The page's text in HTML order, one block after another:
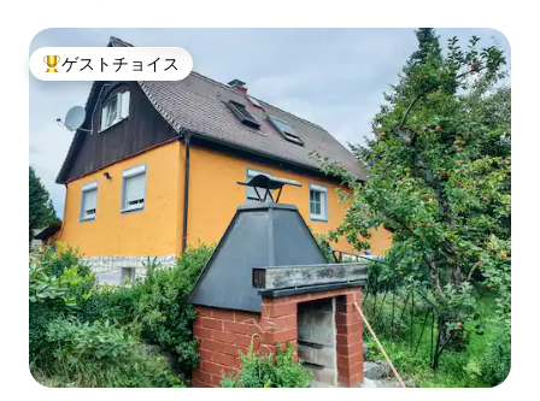
大好評のゲストチョイスです。
ゲストチョイス